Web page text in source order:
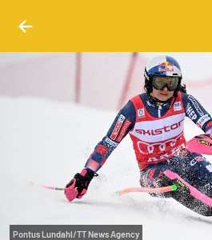
Pontus Lundahl/TT News Agency